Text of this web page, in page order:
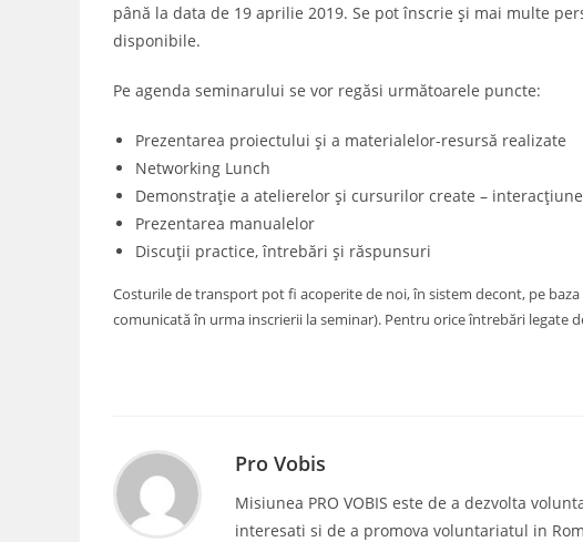
până la data de 19 aprilie 2019. Se pot înscrie și mai multe
disponibile.
Pe agenda seminarului se vor regăsi următoarele puncte:
Prezentarea proiectului și a materialelor-resursă realizate
Networking Lunch
Demonstrație a atelierelor și cursurilor create –
Prezentarea manualelor
Discuții practice, întrebări și răspunsuri
Costurile de transport pot fi acoperite de noi, în sistem decont, pe
comunicată în urma inscrierii la seminar). Pentru orice întrebări legate
Pro Vobis
Misiunea PRO VOBIS este de a dezvolta
interesati si de a promova voluntariatul in